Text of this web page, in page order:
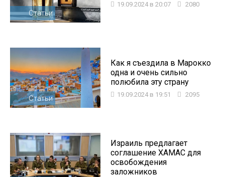
Статьи
19.09.2024 в 20:07 2080
Статьи
Как я съездила в Марокко
одна и очень сильно
полюбила эту страну
19.09.2024 в 19:51 2095
Израиль предлагает
соглашение ХАМАС для
освобождения
заложников